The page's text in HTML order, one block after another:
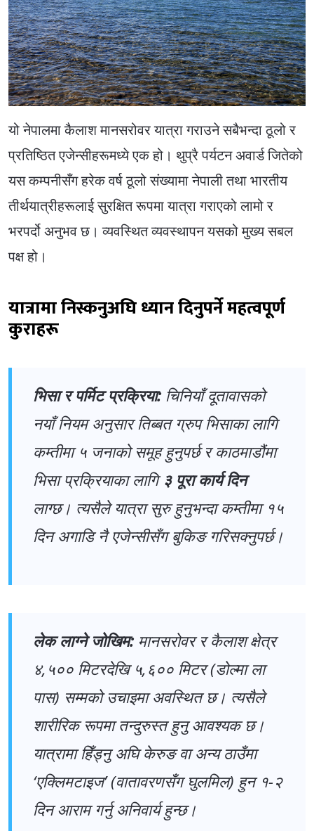
यो नेपालमा कैलाश मानसरोवर यात्रा गराउने सबैभन्दा ठूलो र
प्रतिष्ठित एजेन्सीहरूमध्ये एक हो। थुप्रै पर्यटन अवार्ड जितेको
यस कम्पनीसँग हरेक वर्ष ठूलो संख्यामा नेपाली तथा भारतीय
तीर्थयात्रीहरूलाई सुरक्षित रूपमा यात्रा गराएको लामो र
भरपर्दो अनुभव छ। व्यवस्थित व्यवस्थापन यसको मुख्य सबल
पक्ष हो।
यात्रामा निस्कनुअघि ध्यान दिनुपर्ने महत्वपूर्ण
कुराहरू
भिसा र पर्मिट प्रक्रिया: चिनियाँ दूतावासको
नयाँ नियम अनुसार तिब्बत ग्रुप भिसाका लागि
कम्तीमा ५ जनाको समूह हुनुपर्छ र काठमाडौंमा
भिसा प्रक्रियाका लागि३ पूरा कार्य दिन
लाग्छ। त्यसैले यात्रा सुरु हुनुभन्दा कम्तीमा १५
दिन अगाडि नै एजेन्सीसँग बुकिङ गरिसक्नुपर्छ।
लेक लाग्ने जोखिम: मानसरोवर र कैलाश क्षेत्र
४,५०० मिटरदेखि ५,६०० मिटर (डोल्मा ला
पास) सम्मको उचाइमा अवस्थित छ। त्यसैले
शारीरिक रूपमा तन्दुरुस्त हुनु आवश्यक छ।
यात्रामा हिँड्नु अघि केरुङ वा अन्य ठाउँमा
‘एक्लिमटाइज’ (वातावरणसँग घुलमिल) हुन १-२
दिन आराम गर्नु अनिवार्य हुन्छ।